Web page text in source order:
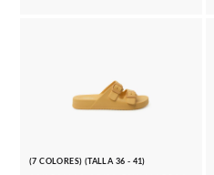
(7 COLORES) (TALLA 36 - 41)